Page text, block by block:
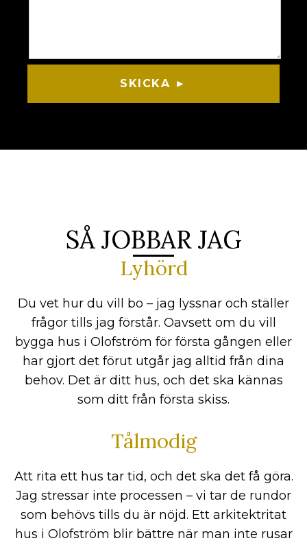
SKICKA ►
SÅ JOBBAR JAG
Lyhörd
Du vet hur du vill bo – jag lyssnar och ställer
frågor tills jag förstår. Oavsett om du vill
bygga hus i Olofström för första gången eller
har gjort det förut utgår jag alltid från dina
behov. Det är ditt hus, och det ska kännas
som ditt från första skiss.
Tålmodig
Att rita ett hus tar tid, och det ska det få göra.
Jag stressar inte processen – vi tar de rundor
som behövs tills du är nöjd. Ett arkitektritat
hus i Olofström blir bättre när man inte rusar